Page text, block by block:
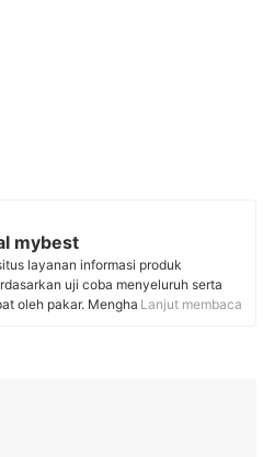
mybest
layanan informasi produk
uji coba menyeluruh serta
oleh pakar. Menghasilkan konten
Lanjut membaca